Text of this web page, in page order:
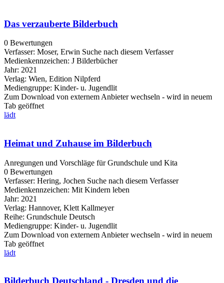
Das verzauberte Bilderbuch
0 Bewertungen
Verfasser: Moser, Erwin Suche nach diesem Verfasser
Medienkennzeichen: J Bilderbücher
Jahr: 2021
Verlag: Wien, Edition Nilpferd
Mediengruppe: Kinder- u. Jugendlit
Zum Download von externem Anbieter wechseln - wird in neuem
Tab geöffnet
lädt
Heimat und Zuhause im Bilderbuch
Anregungen und Vorschläge für Grundschule und Kita
0 Bewertungen
Verfasser: Hering, Jochen Suche nach diesem Verfasser
Medienkennzeichen: Mit Kindern leben
Jahr: 2021
Verlag: Hannover, Klett Kallmeyer
Reihe: Grundschule Deutsch
Mediengruppe: Kinder- u. Jugendlit
Zum Download von externem Anbieter wechseln - wird in neuem
Tab geöffnet
lädt